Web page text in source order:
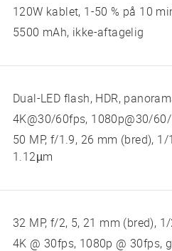
120W kablet, 1-50 % på 10
5500 mAh, ikke-aftagelig
Dual-LED flash, HDR,
4K@30/60fps, 1080p@30/60/
50 MP, f/1.9, 26 mm (bred), 1/
1.12µm
32 MP, f/2, 5, 21 mm (bred),
4K @ 30fps, 1080p @ 30fps,